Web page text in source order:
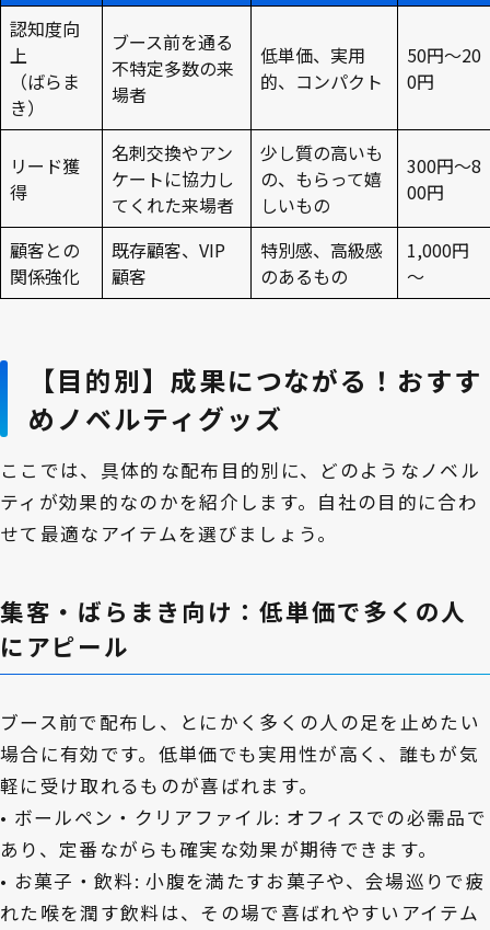
認知度向
上
（ばらま
き）
ブース前を通る
不特定多数の来
場者
低単価、実用
的、コンパクト
50円～20
0円
リード獲
得
名刺交換やアン
ケートに協力し
てくれた来場者
少し質の高いも
の、もらって嬉
しいもの
300円～8
00円
顧客との
関係強化
既存顧客、VIP
顧客
特別感、高級感
のあるもの
1,000円
～
【目的別】成果につながる！おすす
めノベルティグッズ
ここでは、具体的な配布目的別に、どのようなノベル
ティが効果的なのかを紹介します。自社の目的に合わ
せて最適なアイテムを選びましょう。
集客・ばらまき向け：低単価で多くの人
にアピール
ブース前で配布し、とにかく多くの人の足を止めたい
場合に有効です。低単価でも実用性が高く、誰もが気
軽に受け取れるものが喜ばれます。
• ボールペン・クリアファイル: オフィスでの必需品で
あり、定番ながらも確実な効果が期待できます。
• お菓子・飲料: 小腹を満たすお菓子や、会場巡りで疲
れた喉を潤す飲料は、その場で喜ばれやすいアイテム